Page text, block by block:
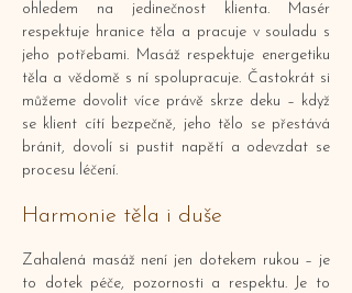
ohledem na jedinečnost klienta. Masér
respektuje hranice těla a pracuje v souladu s
jeho potřebami. Masáž respektuje energetiku
těla a vědomě s ní spolupracuje. Častokrát si
můžeme dovolit více právě skrze deku – když
se klient cítí bezpečně, jeho tělo se přestává
bránit, dovolí si pustit napětí a odevzdat se
procesu léčení.
Harmonie těla i duše
Zahalená masáž není jen dotekem rukou – je
to dotek péče, pozornosti a respektu. Je to